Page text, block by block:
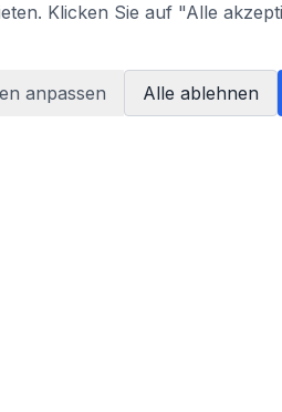
Klicken Sie auf "Alle
anpassen Alle ablehnen